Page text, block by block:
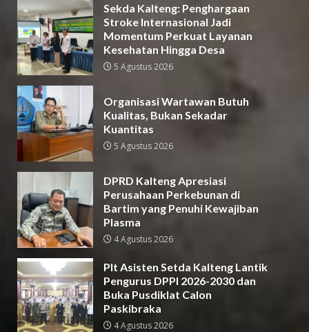
Sekda Kalteng: Penghargaan
Stroke Internasional Jadi
Momentum Perkuat Layanan
Kesehatan Hingga Desa
5 Agustus 2026
Organisasi Wartawan Butuh
Kualitas, Bukan Sekadar
Kuantitas
5 Agustus 2026
DPRD Kalteng Apresiasi
Perusahaan Perkebunan di
Bartim yang Penuhi Kewajiban
Plasma
4 Agustus 2026
Plt Asisten Setda Kalteng Lantik
Pengurus DPPI 2026-2030 dan
Buka Pusdiklat Calon
Paskibraka
4 Agustus 2026